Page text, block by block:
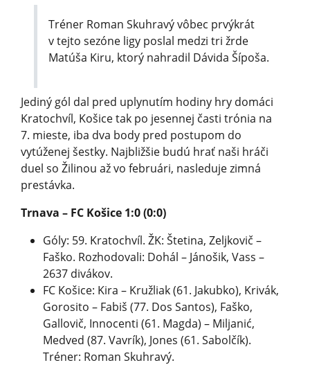
Tréner Roman Skuhravý vôbec prvýkrát
v tejto sezóne ligy poslal medzi tri žrde
Matúša Kiru, ktorý nahradil Dávida Šípoša.
Jediný gól dal pred uplynutím hodiny hry domáci
Kratochvíl, Košice tak po jesennej časti trónia na
7. mieste, iba dva body pred postupom do
vytúženej šestky. Najbližšie budú hrať naši hráči
duel so Žilinou až vo februári, nasleduje zimná
prestávka.
Trnava – FC Košice 1:0 (0:0)
Góly: 59. Kratochvíl. ŽK: Štetina, Zeljkovič –
Faško. Rozhodovali: Dohál – Jánošik, Vass –
2637 divákov.
FC Košice: Kira – Kružliak (61. Jakubko), Krivák,
Gorosito – Fabiš (77. Dos Santos), Faško,
Gallovič, Innocenti (61. Magda) – Miljanić,
Medved (87. Vavrík), Jones (61. Sabolčík).
Tréner: Roman Skuhravý.